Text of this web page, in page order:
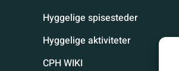
Hyggelige spisesteder
Hyggelige aktiviteter
CPH WIKI